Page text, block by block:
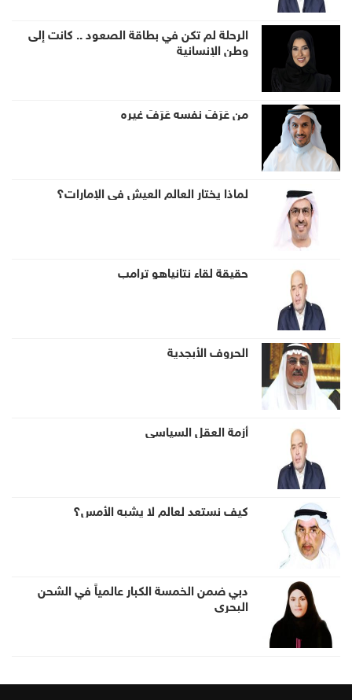
الرحلة لم تكن في بطاقة الصعود .. كانت إلى
وطن الإنسانية
من عَرَفَ نفسه عَرَفَ غيره
لماذا يختار العالم العيش في الإمارات؟
حقيقة لقاء نتانياهو ترامب
الحروف الأبجدية
أزمة العقل السياسي
كيف نستعد لعالم لا يشبه الأمس؟
دبي ضمن الخمسة الكبار عالمياً في الشحن
البحري